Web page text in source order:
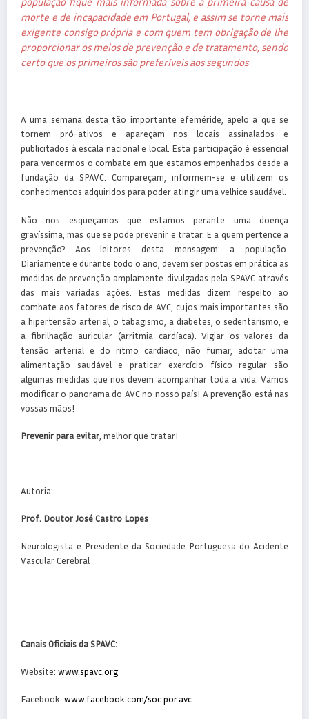
morte e de incapacidade em Portugal, e assim se torne mais
exigente consigo própria e com quem tem obrigação de lhe
proporcionar os meios de prevenção e de tratamento, sendo
certo que os primeiros são preferíveis aos segundos
A uma semana desta tão importante efeméride, apelo a que se
tornem pró-ativos e apareçam nos locais assinalados e
publicitados à escala nacional e local. Esta participação é essencial
para vencermos o combate em que estamos empenhados desde a
fundação da SPAVC. Compareçam, informem-se e utilizem os
conhecimentos adquiridos para poder atingir uma velhice saudável.
Não nos esqueçamos que estamos perante uma doença
gravíssima, mas que se pode prevenir e tratar. E a quem pertence a
prevenção? Aos leitores desta mensagem: a população.
Diariamente e durante todo o ano, devem ser postas em prática as
medidas de prevenção amplamente divulgadas pela SPAVC através
das mais variadas ações. Estas medidas dizem respeito ao
combate aos fatores de risco de AVC, cujos mais importantes são
a hipertensão arterial, o tabagismo, a diabetes, o sedentarismo, e
a fibrilhação auricular (arritmia cardíaca). Vigiar os valores da
tensão arterial e do ritmo cardíaco, não fumar, adotar uma
alimentação saudável e praticar exercício físico regular são
algumas medidas que nos devem acompanhar toda a vida. Vamos
modificar o panorama do AVC no nosso país! A prevenção está nas
vossas mãos!
Prevenir para evitar , melhor que tratar!
Autoria:
Prof. Doutor José Castro Lopes
Neurologista e Presidente da Sociedade Portuguesa do Acidente
Vascular Cerebral
Canais Oficiais da SPAVC:
Website: www.spavc.org
Facebook: www.facebook.com/soc.por.avc